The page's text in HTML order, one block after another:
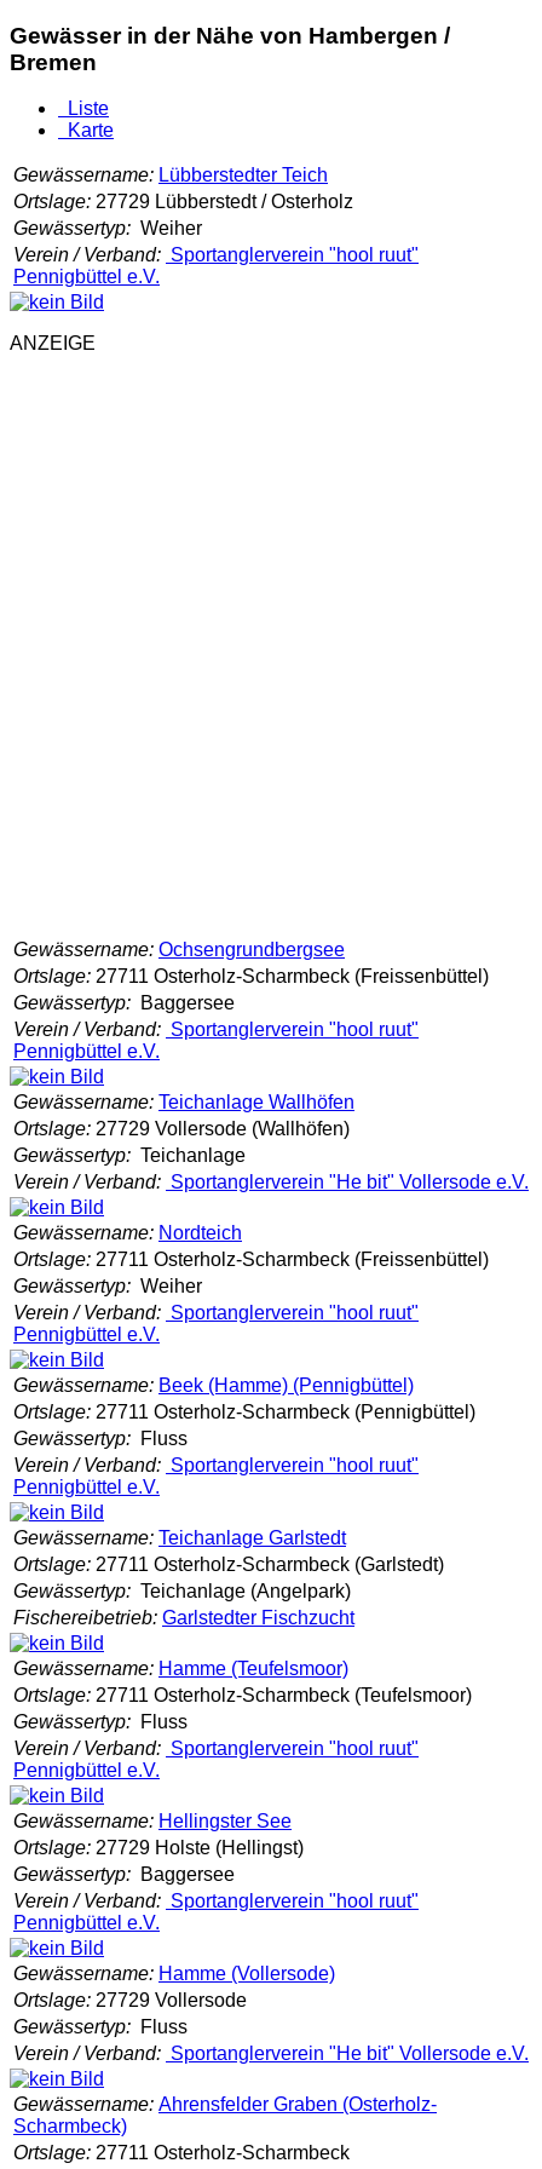
Gewässer in der Nähe von Hambergen /
Bremen
Liste
Karte
Gewässername: Lübberstedter Teich
Ortslage: 27729 Lübberstedt / Osterholz
Gewässertyp: Weiher
Verein / Verband: Sportanglerverein "hool ruut"
Pennigbüttel e.V.
ANZEIGE
Gewässername: Ochsengrundbergsee
Ortslage: 27711 Osterholz-Scharmbeck (Freissenbüttel)
Gewässertyp: Baggersee
Verein / Verband: Sportanglerverein "hool ruut"
Pennigbüttel e.V.
Gewässername: Teichanlage Wallhöfen
Ortslage: 27729 Vollersode (Wallhöfen)
Gewässertyp: Teichanlage
Verein / Verband: Sportanglerverein "He bit" Vollersode e.V.
Gewässername: Nordteich
Ortslage: 27711 Osterholz-Scharmbeck (Freissenbüttel)
Gewässertyp: Weiher
Verein / Verband: Sportanglerverein "hool ruut"
Pennigbüttel e.V.
Gewässername: Beek (Hamme) (Pennigbüttel)
Ortslage: 27711 Osterholz-Scharmbeck (Pennigbüttel)
Gewässertyp: Fluss
Verein / Verband: Sportanglerverein "hool ruut"
Pennigbüttel e.V.
Gewässername: Teichanlage Garlstedt
Ortslage: 27711 Osterholz-Scharmbeck (Garlstedt)
Gewässertyp: Teichanlage (Angelpark)
Fischereibetrieb: Garlstedter Fischzucht
Gewässername: Hamme (Teufelsmoor)
Ortslage: 27711 Osterholz-Scharmbeck (Teufelsmoor)
Gewässertyp: Fluss
Verein / Verband: Sportanglerverein "hool ruut"
Pennigbüttel e.V.
Gewässername: Hellingster See
Ortslage: 27729 Holste (Hellingst)
Gewässertyp: Baggersee
Verein / Verband: Sportanglerverein "hool ruut"
Pennigbüttel e.V.
Gewässername: Hamme (Vollersode)
Ortslage: 27729 Vollersode
Gewässertyp: Fluss
Verein / Verband: Sportanglerverein "He bit" Vollersode e.V.
Gewässername: Ahrensfelder Graben (Osterholz-
Scharmbeck)
Ortslage: 27711 Osterholz-Scharmbeck